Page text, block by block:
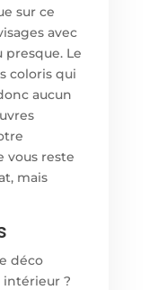
sur ce
avec
presque. Le
coloris qui
aucun
vous reste
mais
déco
intérieur ?